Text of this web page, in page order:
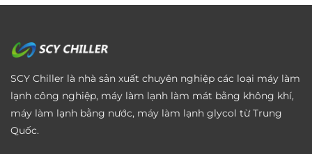
SCY Chiller là nhà sản xuất chuyên nghiệp các loại máy làm
lạnh công nghiệp, máy làm lạnh làm mát bằng không khí,
máy làm lạnh bằng nước, máy làm lạnh glycol từ Trung
Quốc.